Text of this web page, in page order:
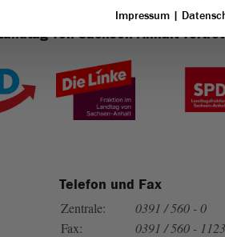
von Sachsen-Anhalt
Telefon und Fax
Zentrale:
0391 / 560 - 0
Fax:
0391 / 560 - 1123
Impressum |